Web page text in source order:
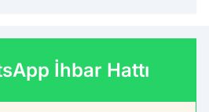
İhbar Hattı